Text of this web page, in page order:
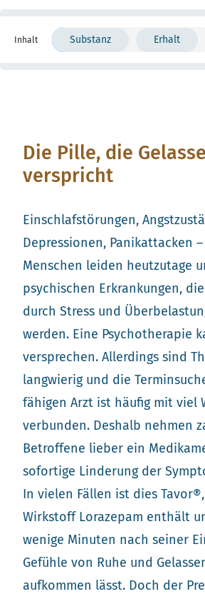
Inhalt Substanz Erhalt
Die Pille, die
verspricht
Einschlafstörungen,
Depressionen, Panikattacken
Menschen leiden heutzutage
psychischen Erkrankungen,
durch Stress und
werden. Eine Psychotherapie
versprechen. Allerdings sind
langwierig und die
fähigen Arzt ist häufig mit viel
verbunden. Deshalb nehmen
Betroffene lieber ein
sofortige Linderung der
In vielen Fällen ist dies
Wirkstoff Lorazepam enthält
wenige Minuten nach seiner
Gefühle von Ruhe und
aufkommen lässt. Doch der